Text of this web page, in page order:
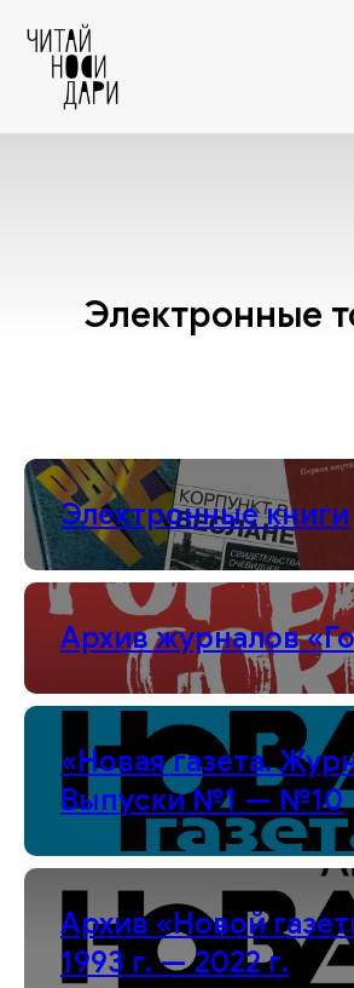
Обратите внимание!
оформлять отдельно от
корзине окажутся и те, и
Электронные
Электронные книги
Архив журналов
«Новая газета.
Выпуски №1 — №10
Архив «Новой
1993 г. — 2022 г.